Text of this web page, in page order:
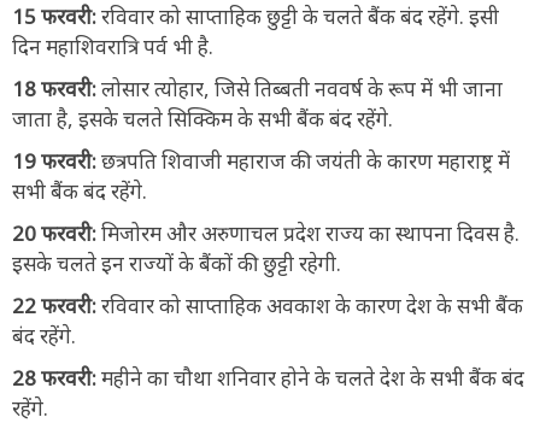
15 फरवरी:रविवार को साप्ताहिक छुट्टी के चलते बैंक बंद रहेंगे. इसी
दिन महाशिवरात्रि पर्व भी है.
18 फरवरी:लोसार त्योहार, जिसे तिब्बती नववर्ष के रूप में भी जाना
जाता है, इसके चलते सिक्किम के सभी बैंक बंद रहेंगे.
19 फरवरी:छत्रपति शिवाजी महाराज की जयंती के कारण महाराष्ट्र में
सभी बैंक बंद रहेंगे.
20 फरवरी:मिजोरम और अरुणाचल प्रदेश राज्य का स्थापना दिवस है.
इसके चलते इन राज्यों के बैंकों की छुट्टी रहेगी.
22 फरवरी:रविवार को साप्ताहिक अवकाश के कारण देश के सभी बैंक
बंद रहेंगे.
28 फरवरी:महीने का चौथा शनिवार होने के चलते देश के सभी बैंक बंद
रहेंगे.